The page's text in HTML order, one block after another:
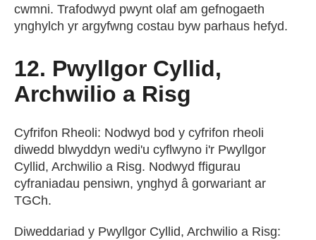
cwmni. Trafodwyd pwynt olaf am gefnogaeth
ynghylch yr argyfwng costau byw parhaus hefyd.
12. Pwyllgor Cyllid,
Archwilio a Risg
Cyfrifon Rheoli: Nodwyd bod y cyfrifon rheoli
diwedd blwyddyn wedi'u cyflwyno i'r Pwyllgor
Cyllid, Archwilio a Risg. Nodwyd ffigurau
cyfraniadau pensiwn, ynghyd â gorwariant ar
TGCh.
Diweddariad y Pwyllgor Cyllid, Archwilio a Risg: